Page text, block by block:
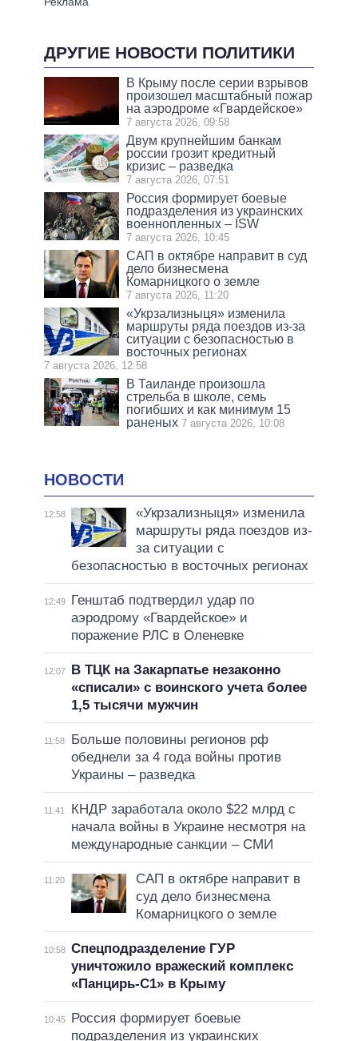
ДРУГИЕ НОВОСТИ ПОЛИТИКИ
В Крыму после серии взрывов
произошел масштабный пожар
на аэродроме «Гвардейское»
7 августа 2026, 09:58
Двум крупнейшим банкам
россии грозит кредитный
кризис – разведка
7 августа 2026, 07:51
Россия формирует боевые
подразделения из украинских
военнопленных – ISW
7 августа 2026, 10:45
САП в октябре направит в суд
дело бизнесмена
Комарницкого о земле
7 августа 2026, 11:20
«Укрзализныця» изменила
маршруты ряда поездов из-за
ситуации с безопасностью в
восточных регионах
7 августа 2026, 12:58
В Таиланде произошла
стрельба в школе, семь
погибших и как минимум 15
раненых 7 августа 2026, 10:08
НОВОСТИ
12:58
«Укрзализныця» изменила
маршруты ряда поездов из-
за ситуации с
безопасностью в восточных регионах
12:49
Генштаб подтвердил удар по
аэродрому «Гвардейское» и
поражение РЛС в Оленевке
12:07
В ТЦК на Закарпатье незаконно
«списали» с воинского учета более
1,5 тысячи мужчин
11:58
Больше половины регионов рф
обеднели за 4 года войны против
Украины – разведка
11:41
КНДР заработала около $22 млрд с
начала войны в Украине несмотря на
международные санкции – СМИ
11:20
САП в октябре направит в
суд дело бизнесмена
Комарницкого о земле
10:58 Спецподразделение ГУР
уничтожило вражеский комплекс
«Панцирь-С1» в Крыму
10:45
Россия формирует боевые
подразделения из украинских